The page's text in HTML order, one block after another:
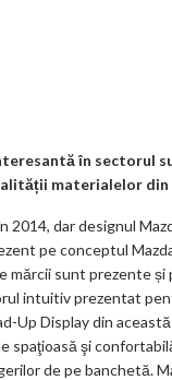
p
în sectorul
materialelor
2014, dar designul
pe conceptul
mărcii sunt prezente
intuitiv prezentat
Up Display din
spaţioasă şi
de pe banchetă.